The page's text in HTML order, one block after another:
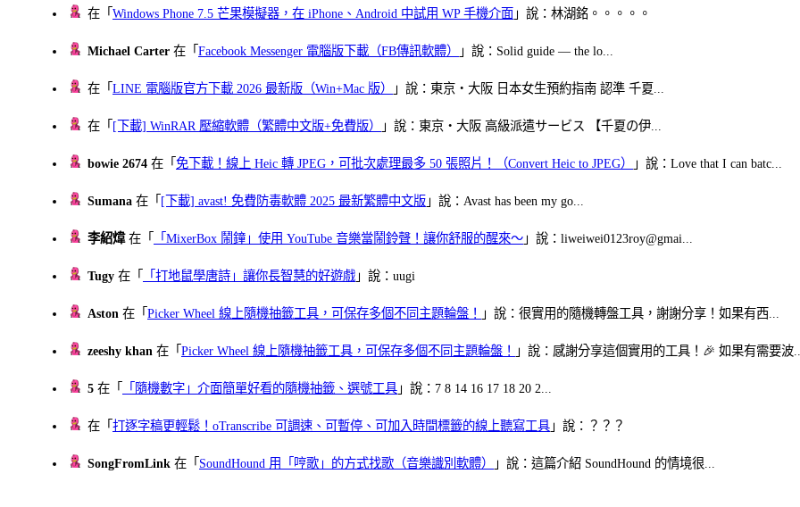
在「Windows Phone 7.5 芒果模擬器，在 iPhone、Android 中試用 WP 手機介面 」說：林湖銘。。。。。
Michael Carter 在「Facebook Messenger 電腦版下載（FB傳訊軟體） 」說：Solid guide — the lo...
在「LINE 電腦版官方下載 2026 最新版（Win+Mac 版） 」說：東京・大阪 日本女生預約指南 認準 千夏...
在「 [下載] WinRAR 壓縮軟體（繁體中文版+免費版） 」說：東京・大阪 高級派遣サービス 【千夏の伊...
bowie 2674 在「免下載！線上 Heic 轉 JPEG，可批次處理最多 50 張照片！（Convert Heic to JPEG） 」說：Love that I can batc...
Sumana 在「 [下載] avast! 免費防毒軟體 2025 最新繁體中文版 」說：Avast has been my go...
李紹煒在「 「MixerBox 鬧鐘」使用 YouTube 音樂當鬧鈴聲！讓你舒服的醒來～ 」說：liweiwei0123roy@gmai...
Tugy 在「 「打地鼠學唐詩」讓你長智慧的好遊戲 」說：uugi
Aston 在「Picker Wheel 線上隨機抽籤工具，可保存多個不同主題輪盤！ 」說：很實用的隨機轉盤工具，謝謝分享！如果有西...
zeeshy khan 在「Picker Wheel 線上隨機抽籤工具，可保存多個不同主題輪盤！ 」說：感謝分享這個實用的工具！🎉 如果有需要波
5 在「 「隨機數字」介面簡單好看的隨機抽籤、選號工具 」說：7 8 14 16 17 18 20 2...
在「打逐字稿更輕鬆！oTranscribe 可調速、可暫停、可加入時間標籤的線上聽寫工具 」說：？？？
SongFromLink 在「 SoundHound 用「哼歌」的方式找歌（音樂識別軟體） 」說：這篇介紹 SoundHound 的情境很...